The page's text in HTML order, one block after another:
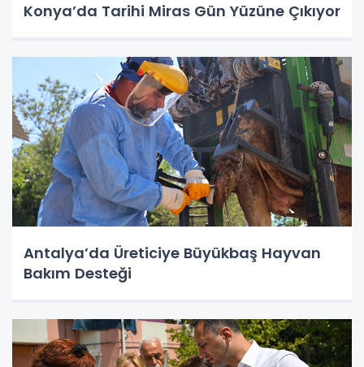
Konya’da Tarihi Miras Gün Yüzüne Çıkıyor
Antalya’da Üreticiye Büyükbaş Hayvan
Bakım Desteği